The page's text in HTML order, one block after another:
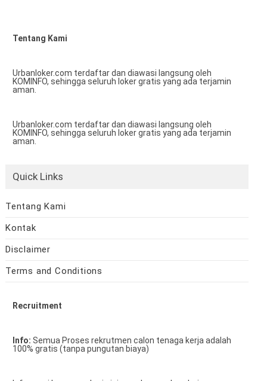
Tentang Kami
Urbanloker.com terdaftar dan diawasi langsung oleh
KOMINFO, sehingga seluruh loker gratis yang ada terjamin
aman.
Urbanloker.com terdaftar dan diawasi langsung oleh
KOMINFO, sehingga seluruh loker gratis yang ada terjamin
aman.
Quick Links
Tentang Kami
Kontak
Disclaimer
Terms and Conditions
Recruitment
Info: Semua Proses rekrutmen calon tenaga kerja adalah
100% gratis (tanpa pungutan biaya)